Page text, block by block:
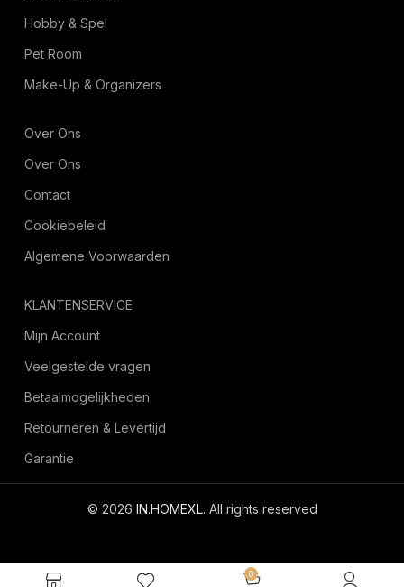
Hobby & Spel
Pet Room
Make-Up & Organizers
Over Ons
Over Ons
Contact
Cookiebeleid
Algemene Voorwaarden
KLANTENSERVICE
Mijn Account
Veelgestelde vragen
Betaalmogelijkheden
Retourneren & Levertijd
Garantie
© 2026 IN.HOMEXL. All rights reserved
0